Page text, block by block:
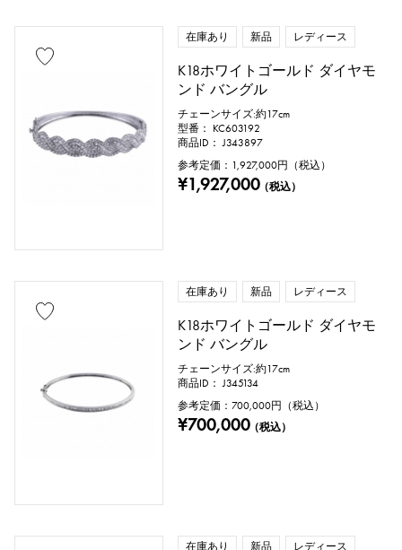
在庫あり 新品 レディース
K18ホワイトゴールド ダイヤモ
ンド バングル
チェーンサイズ:約17cm
型番： KC603192
商品ID： J343897
参考定価： 1,927,000円（税込）
¥1,927,000（税込）
在庫あり 新品 レディース
K18ホワイトゴールド ダイヤモ
ンド バングル
チェーンサイズ:約17cm
商品ID： J345134
参考定価：700,000円（税込）
¥700,000（税込）
在庫あり 新品 レディース